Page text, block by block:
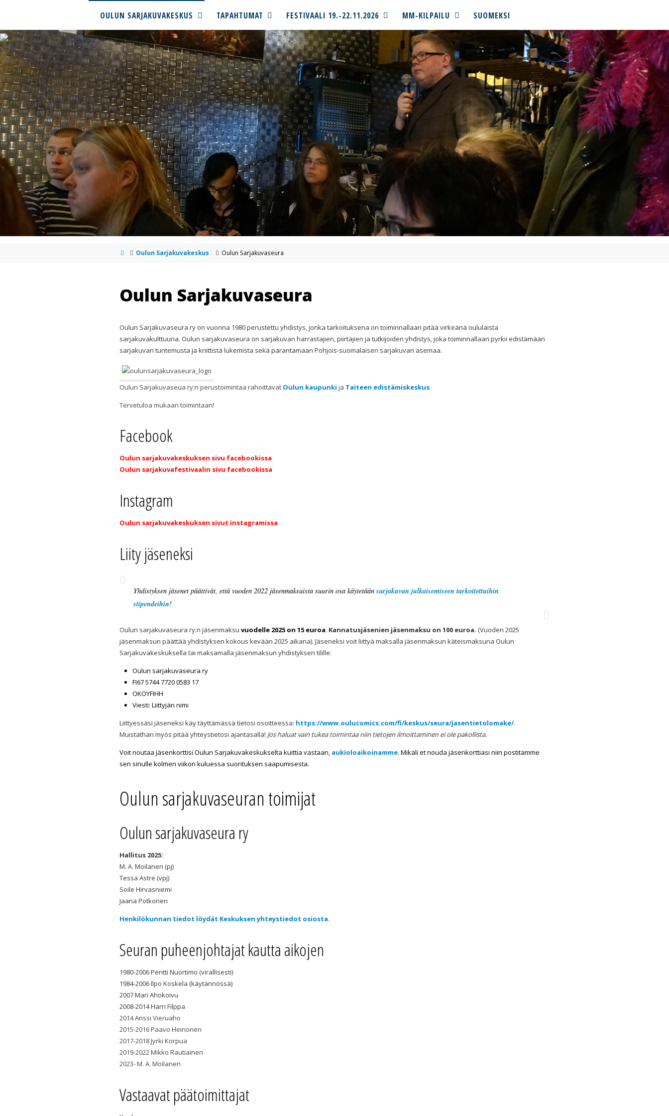
OULUN SARJAKUVAKESKUS TAPAHTUMAT FESTIVAALI 19.-22.11.2026 MM-KILPAILU SUOMEKSI
Oulun Sarjakuvakeskus Oulun Sarjakuvaseura
Oulun Sarjakuvaseura
Oulun Sarjakuvaseura ry on vuonna 1980 perustettu yhdistys, jonka tarkoituksena on toiminnallaan pitää virkeänä oululaista
sarjakuvakulttuuria. Oulun sarjakuvaseura on sarjakuvan harrastajien, piirtäjien ja tutkijoiden yhdistys, joka toiminnallaan pyrkii edistämään
sarjakuvan tuntemusta ja kriittistä lukemista sekä parantamaan Pohjois-suomalaisen sarjakuvan asemaa.
Oulun Sarjakuvaseua ry:n perustoimintaa rahoittavat Oulun kaupunki ja Taiteen edistämiskeskus.
Tervetuloa mukaan toimintaan!
Facebook
Oulun sarjakuvakeskuksen sivu facebookissa
Oulun sarjakuvafestivaalin sivu facebookissa
Instagram
Oulun sarjakuvakeskuksen sivut instagramissa
Liity jäseneksi
Yhdistyksen jäsenet päättivät, että vuoden 2022 jäsenmaksuista suurin osa käytetään sarjakuvan julkaisemiseen tarkoitettuihin
stipendeihin!
Oulun sarjakuvaseura ry:n jäsenmaksu vuodelle 2025 on 15 euroa. Kannatusjäsenien jäsenmaksu on 100 euroa. (Vuoden 2025
jäsenmaksun päättää yhdistyksen kokous kevään 2025 aikana). Jäseneksi voit liittyä maksalla jäsenmaksun käteismaksuna Oulun
Sarjakuvakeskuksella tai maksamalla jäsenmaksun yhdistyksen tilille:
Oulun sarjakuvaseura ry
FI67 5744 7720 0583 17
OKOYFIHH
Viesti: Liittyjän nimi
Liittyessäsi jäseneksi käy täyttämässä tietosi osoitteessa: https://www.oulucomics.com/fi/keskus/seura/jasentietolomake/.
Muistathan myös pitää yhteystietosi ajantasalla! Jos haluat vain tukea toimintaa niin tietojen ilmoittaminen ei ole pakollista.
Voit noutaa jäsenkorttisi Oulun Sarjakuvakeskukselta kuittia vastaan, aukioloaikoinamme. Mikäli et nouda jäsenkorttiasi niin postitamme
sen sinulle kolmen viikon kuluessa suorituksen saapumisesta.
Oulun sarjakuvaseuran toimijat
Oulun sarjakuvaseura ry
Hallitus 2025:
M. A. Moilanen (pj)
Tessa Astre (vpj)
Soile Hirvasniemi
Jaana Potkonen
Henkilökunnan tiedot löydät Keskuksen yhteystiedot osiosta.
Seuran puheenjohtajat kautta aikojen
1980-2006 Pentti Nuortimo (virallisesti)
1984-2006 Ilpo Koskela (käytännössä)
2007 Mari Ahokoivu
2008-2014 Harri Filppa
2014 Anssi Vieruaho
2015-2016 Paavo Heinonen
2017-2018 Jyrki Korpua
2019-2022 Mikko Rautiainen
2023- M. A. Moilanen
Vastaavat päätoimittajat